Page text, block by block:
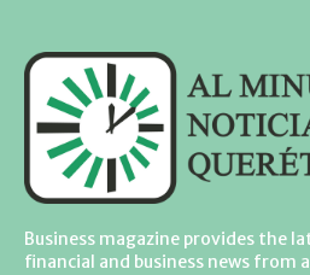
Business magazine provides the
financial and business news from